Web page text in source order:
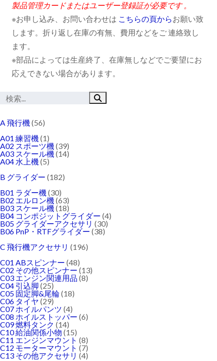
製品管理カードまたはユーザー登録証が必要です 。
※お申し込み、お問い合わせは こちらの頁からお願い致
します。折り返し在庫の有無、費用などをご 連絡致し
ます。
※部品によっては生産終了、在庫無しなどでご要望にお
応えできない場合があります。
A 飛行機(56)
A01 練習機(1)
A02 スポーツ機(39)
A03 スケール機(14)
A04 水上機(5)
B グライダー (182)
B01 ラダー機(30)
B02 エルロン機(63)
B03 スケール機(18)
B04 コンポジットグライダー (4)
B05 グライダーアクセサリ (30)
B06 PnP・RTFグライダー (38)
C 飛行機アクセサリ (196)
C01 ABスピンナー (48)
C02 その他スピンナー (13)
C03 エンジン関連用品 (8)
C04 引込脚 (25)
C05 固定脚&尾輪(18)
C06 タイヤ (29)
C07 ホイルパンツ (4)
C08 ホイルストッパー (6)
C09 燃料タンク (14)
C10 給油関係小物 (15)
C11 エンジンマウント (8)
C12 モーターマウント (7)
C13 その他アクセサリ (4)